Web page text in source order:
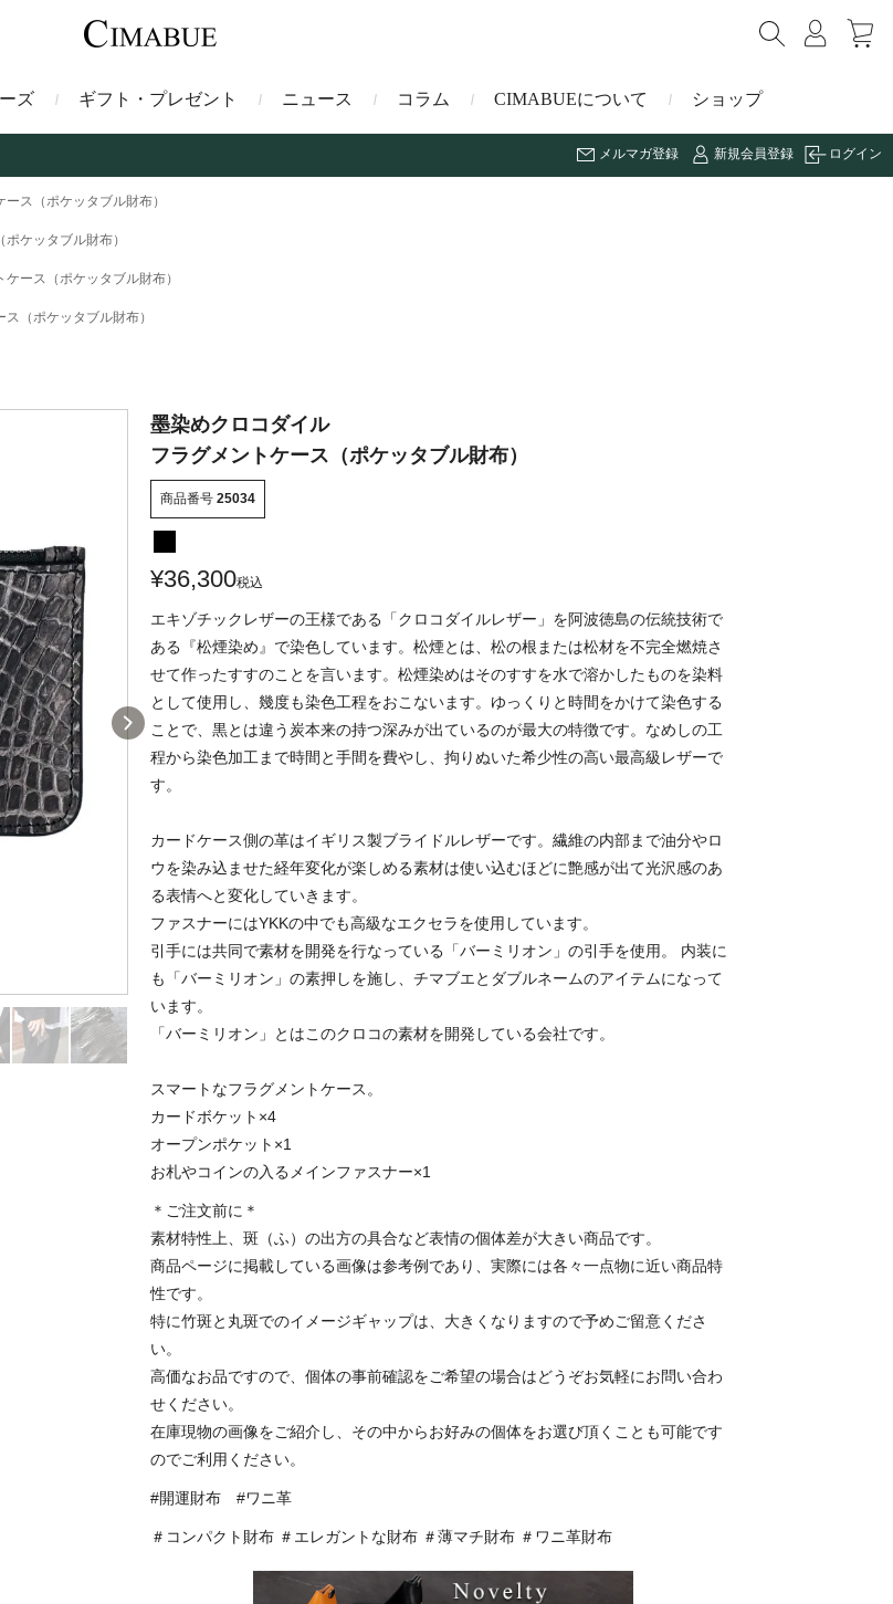
バックパック・リュック ショルダーバッグ
ット 二つ折り財布 ミニ財布
布
ズ
ガルーシャ サベル マルゴー
ブレルノ
ヒマラヤクロコダイル
ギフト・プレゼント ニュース コラム CIMABUEについて ショップ
メルマガ登録 新規会員登録 ログイン
ス（ポケッタブル財布）
ケッタブル財布）
ース（ポケッタブル財布）
（ポケッタブル財布）
墨染めクロコダイル
フラグメントケース（ポケッタブル財布）
商品番号 25034
¥36,300税込
エキゾチックレザーの王様である「クロコダイルレザー」を阿波徳島の伝統技術で
ある『松煙染め』で染色しています。松煙とは、松の根または松材を不完全燃焼さ
せて作ったすすのことを言います。松煙染めはそのすすを水で溶かしたものを染料
として使用し、幾度も染色工程をおこないます。ゆっくりと時間をかけて染色する
ことで、黒とは違う炭本来の持つ深みが出ているのが最大の特徴です。なめしの工
程から染色加工まで時間と手間を費やし、拘りぬいた希少性の高い最高級レザーで
す。
カードケース側の革はイギリス製ブライドルレザーです。繊維の内部まで油分やロ
ウを染み込ませた経年変化が楽しめる素材は使い込むほどに艶感が出て光沢感のあ
る表情へと変化していきます。
ファスナーにはYKKの中でも高級なエクセラを使用しています。
引手には共同で素材を開発を行なっている「バーミリオン」の引手を使用。 内装に
も「バーミリオン」の素押しを施し、チマブエとダブルネームのアイテムになって
います。
「バーミリオン」とはこのクロコの素材を開発している会社です。
スマートなフラグメントケース。
カードボケット×4
オープンポケット×1
お札やコインの入るメインファスナー×1
＊ご注文前に＊
素材特性上、斑（ふ）の出方の具合など表情の個体差が大きい商品です。
商品ページに掲載している画像は参考例であり、実際には各々一点物に近い商品特
性です。
特に竹斑と丸斑でのイメージギャップは、大きくなりますので予めご留意くださ
い。
高価なお品ですので、個体の事前確認をご希望の場合はどうぞお気軽にお問い合わ
せください。
在庫現物の画像をご紹介し、その中からお好みの個体をお選び頂くことも可能です
のでご利用ください。
#開運財布 #ワニ革
＃コンパクト財布 ＃エレガントな財布 ＃薄マチ財布 ＃ワニ革財布